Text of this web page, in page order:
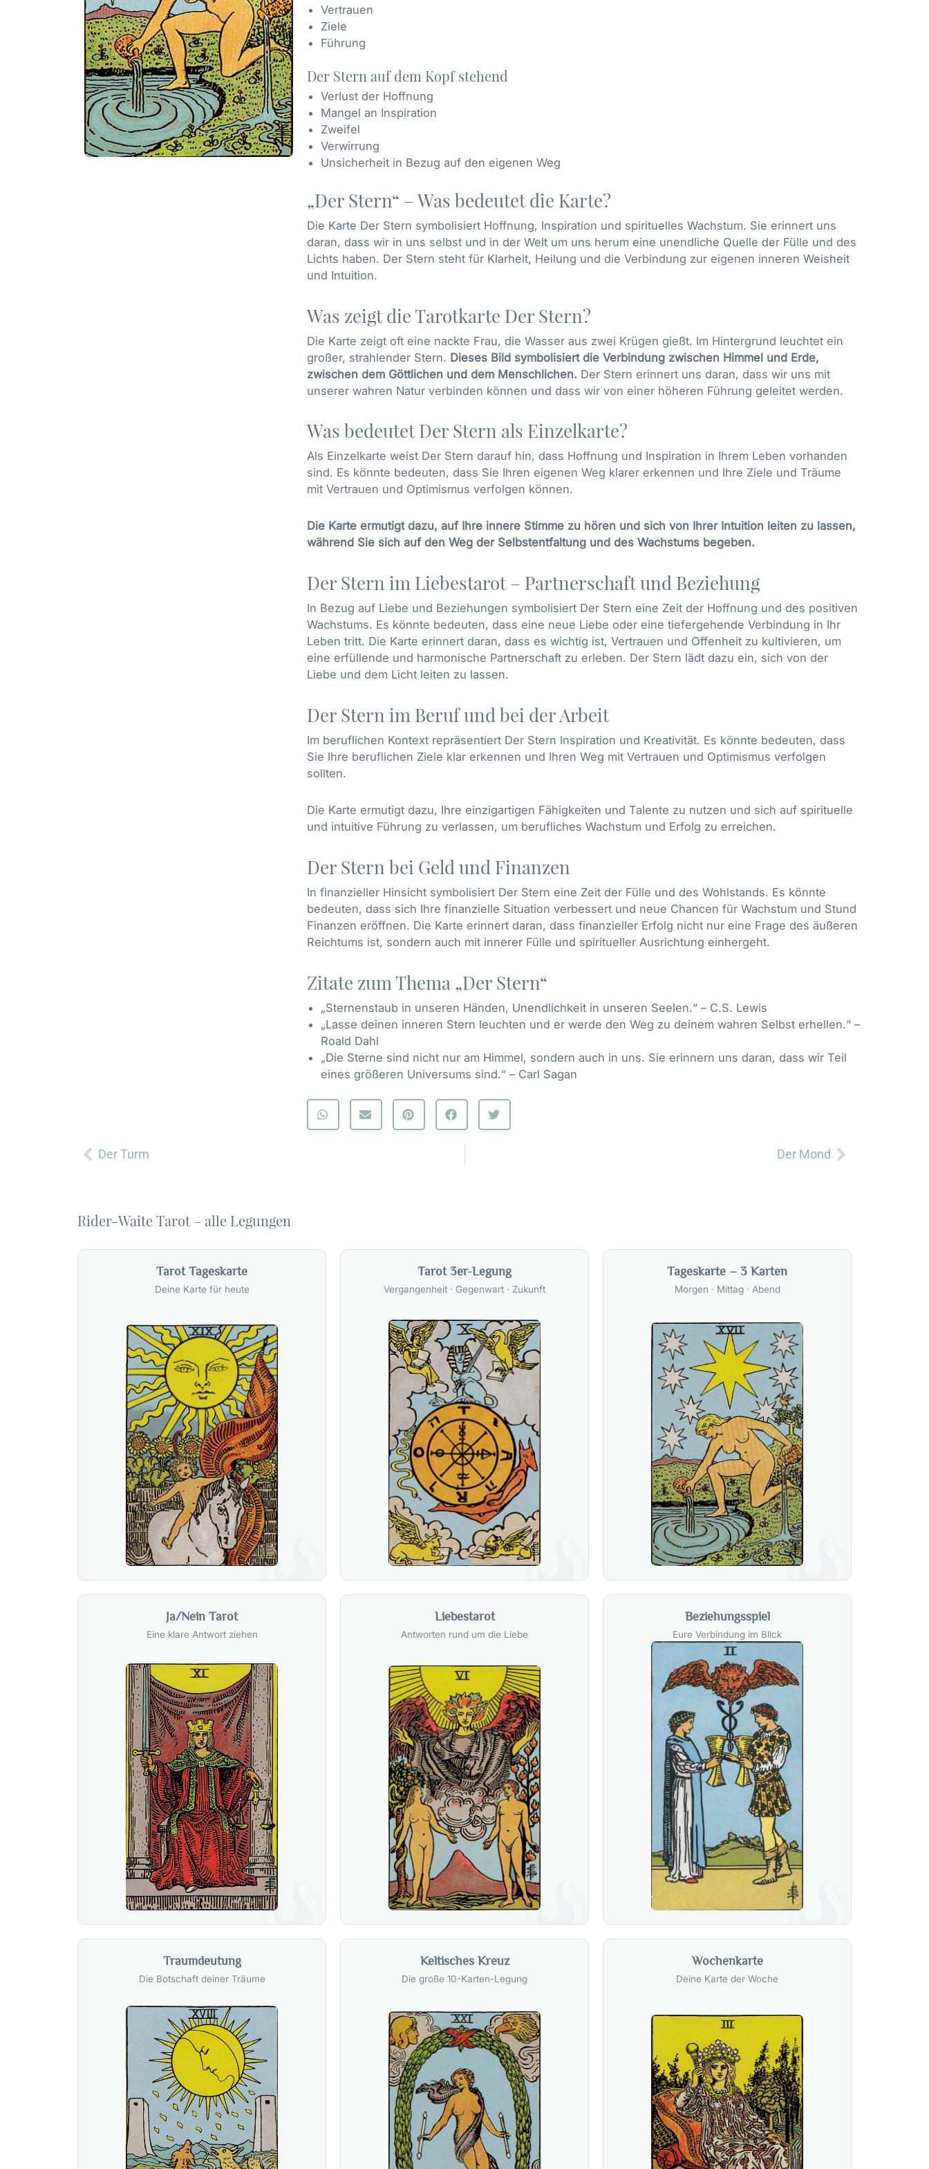
Vertrauen
Ziele
Führung
Der Stern auf dem Kopf stehend
Verlust der Hoffnung
Mangel an Inspiration
Zweifel
Verwirrung
Unsicherheit in Bezug auf den eigenen Weg
„Der Stern“ – Was bedeutet die Karte?
Die Karte Der Stern symbolisiert Hoffnung, Inspiration und spirituelles Wachstum. Sie erinnert uns
daran, dass wir in uns selbst und in der Welt um uns herum eine unendliche Quelle der Fülle und des
Lichts haben. Der Stern steht für Klarheit, Heilung und die Verbindung zur eigenen inneren Weisheit
und Intuition.
Was zeigt die Tarotkarte Der Stern?
Die Karte zeigt oft eine nackte Frau, die Wasser aus zwei Krügen gießt. Im Hintergrund leuchtet ein
großer, strahlender Stern. Dieses Bild symbolisiert die Verbindung zwischen Himmel und Erde,
zwischen dem Göttlichen und dem Menschlichen. Der Stern erinnert uns daran, dass wir uns mit
unserer wahren Natur verbinden können und dass wir von einer höheren Führung geleitet werden.
Was bedeutet Der Stern als Einzelkarte?
Als Einzelkarte weist Der Stern darauf hin, dass Hoffnung und Inspiration in Ihrem Leben vorhanden
sind. Es könnte bedeuten, dass Sie Ihren eigenen Weg klarer erkennen und Ihre Ziele und Träume
mit Vertrauen und Optimismus verfolgen können.
Die Karte ermutigt dazu, auf Ihre innere Stimme zu hören und sich von Ihrer Intuition leiten zu lassen,
während Sie sich auf den Weg der Selbstentfaltung und des Wachstums begeben.
Der Stern im Liebestarot – Partnerschaft und Beziehung
In Bezug auf Liebe und Beziehungen symbolisiert Der Stern eine Zeit der Hoffnung und des positiven
Wachstums. Es könnte bedeuten, dass eine neue Liebe oder eine tiefergehende Verbindung in Ihr
Leben tritt. Die Karte erinnert daran, dass es wichtig ist, Vertrauen und Offenheit zu kultivieren, um
eine erfüllende und harmonische Partnerschaft zu erleben. Der Stern lädt dazu ein, sich von der
Liebe und dem Licht leiten zu lassen.
Der Stern im Beruf und bei der Arbeit
Im beruflichen Kontext repräsentiert Der Stern Inspiration und Kreativität. Es könnte bedeuten, dass
Sie Ihre beruflichen Ziele klar erkennen und Ihren Weg mit Vertrauen und Optimismus verfolgen
sollten.
Die Karte ermutigt dazu, Ihre einzigartigen Fähigkeiten und Talente zu nutzen und sich auf spirituelle
und intuitive Führung zu verlassen, um berufliches Wachstum und Erfolg zu erreichen.
Der Stern bei Geld und Finanzen
In finanzieller Hinsicht symbolisiert Der Stern eine Zeit der Fülle und des Wohlstands. Es könnte
bedeuten, dass sich Ihre finanzielle Situation verbessert und neue Chancen für Wachstum und Stund
Finanzen eröffnen. Die Karte erinnert daran, dass finanzieller Erfolg nicht nur eine Frage des äußeren
Reichtums ist, sondern auch mit innerer Fülle und spiritueller Ausrichtung einhergeht.
Zitate zum Thema „Der Stern“
„Sternenstaub in unseren Händen, Unendlichkeit in unseren Seelen.“ – C.S. Lewis
„Lasse deinen inneren Stern leuchten und er werde den Weg zu deinem wahren Selbst erhellen.“ –
Roald Dahl
„Die Sterne sind nicht nur am Himmel, sondern auch in uns. Sie erinnern uns daran, dass wir Teil
eines größeren Universums sind.“ – Carl Sagan
Zurück
Der Turm Der Mond Nächster
Rider-Waite Tarot – alle Legungen
Tarot Tageskarte
Deine Karte für heute
Tarot 3er-Legung
Vergangenheit · Gegenwart · Zukunft
Tageskarte – 3 Karten
Morgen · Mittag · Abend
Ja/Nein Tarot
Eine klare Antwort ziehen
Liebestarot
Antworten rund um die Liebe
Beziehungsspiel
Eure Verbindung im Blick
Traumdeutung
Die Botschaft deiner Träume
Keltisches Kreuz
Die große 10-Karten-Legung
Wochenkarte
Deine Karte der Woche